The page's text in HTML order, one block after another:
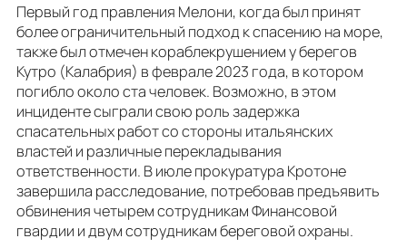
Первый год правления Мелони, когда был принят
более ограничительный подход к спасению на море,
также был отмечен кораблекрушением у берегов
Кутро (Калабрия) в феврале 2023 года, в котором
погибло около ста человек. Возможно, в этом
инциденте сыграли свою роль задержка
спасательных работ со стороны итальянских
властей и различные перекладывания
ответственности. В июле прокуратура Кротоне
завершила расследование, потребовав предъявить
обвинения четырем сотрудникам Финансовой
гвардии и двум сотрудникам береговой охраны.